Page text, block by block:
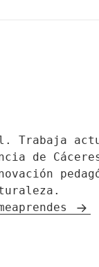
Trabaja
de